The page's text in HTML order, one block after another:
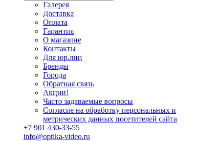
Галерея
Доставка
Оплата
Гарантия
О магазине
Контакты
Для юр.лиц
Бренды
Города
Обратная связь
Акции!
Часто задаваемые вопросы
Согласие на обработку персональных и
метрических данных посетителей сайта
+7 901 430-33-55
info@optika-video.ru